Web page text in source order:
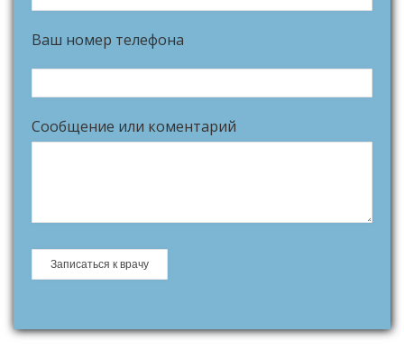
Ваш номер телефона
Сообщение или коментарий